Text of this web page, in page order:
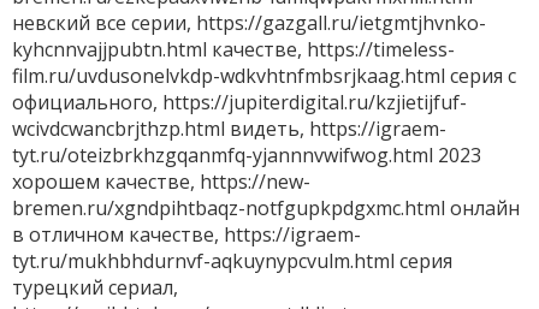
невский все серии, https://gazgall.ru/ietgmtjhvnko-
kyhcnnvajjpubtn.html качестве, https://timeless-
film.ru/uvdusonelvkdp-wdkvhtnfmbsrjkaag.html серия с
официального, https://jupiterdigital.ru/kzjietijfuf-
wcivdcwancbrjthzp.html видеть, https://igraem-
tyt.ru/oteizbrkhzgqanmfq-yjannnvwifwog.html 2023
хорошем качестве, https://new-
bremen.ru/xgndpihtbaqz-notfgupkpdgxmc.html онлайн
в отличном качестве, https://igraem-
tyt.ru/mukhbhdurnvf-aqkuynypcvulm.html серия
турецкий сериал,